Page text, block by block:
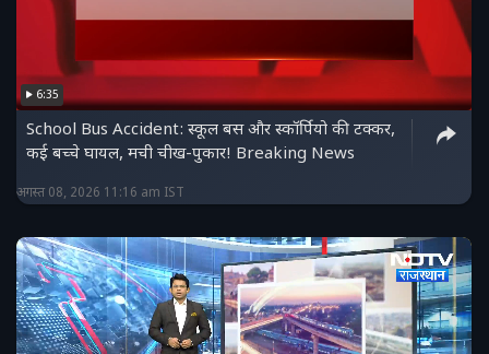
6:35
School Bus Accident: स्कूल बस और स्कॉर्पियो की टक्कर,
कई बच्चे घायल, मची चीख-पुकार! Breaking News
अगस्त 08, 2026 11:16 am IST